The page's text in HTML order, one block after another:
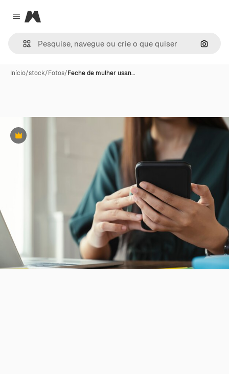
Close menu
Magnific
Início/stock/Fotos/Feche de mulher usan…
Premium